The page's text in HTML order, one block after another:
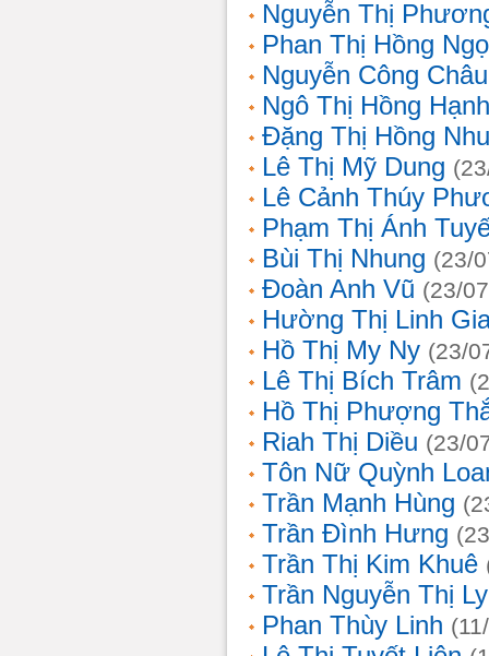
Nguyễn Thị
Phan Thị Hồng
Nguyễn Công Châu
Ngô Thị Hồng Hạnh
Đặng Thị Hồng
Lê Thị Mỹ Dung
Lê Cảnh Thúy
Phạm Thị Ánh
Bùi Thị Nhung (23/
Đoàn Anh Vũ (23/
Hường Thị Linh
Hồ Thị My Ny (23/
Lê Thị Bích Trâm
Hồ Thị Phượng
Riah Thị Diều (23/
Tôn Nữ Quỳnh
Trần Mạnh Hùng
Trần Đình Hưng
Trần Thị Kim Khuê
Trần Nguyễn Thị
Phan Thùy Linh